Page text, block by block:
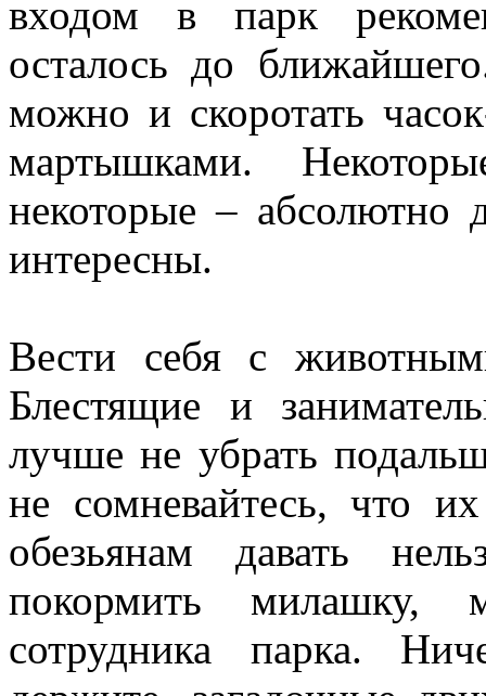
входом в парк
осталось до
можно и скоротать
мартышками.
некоторые – абсолютно
интересны.
Вести себя с
Блестящие и
лучше не убрать
не сомневайтесь, что
обезьянам давать
покормить милашку,
сотрудника парка.